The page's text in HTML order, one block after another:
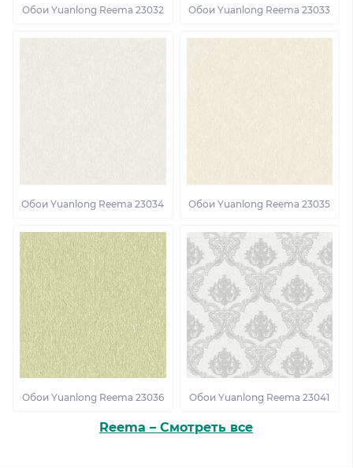
Обои Yuanlong Reema 23032 Обои Yuanlong Reema 23033
Обои Yuanlong Reema 23034 Обои Yuanlong Reema 23035
Обои Yuanlong Reema 23036 Обои Yuanlong Reema 23041
Reema – Смотреть все